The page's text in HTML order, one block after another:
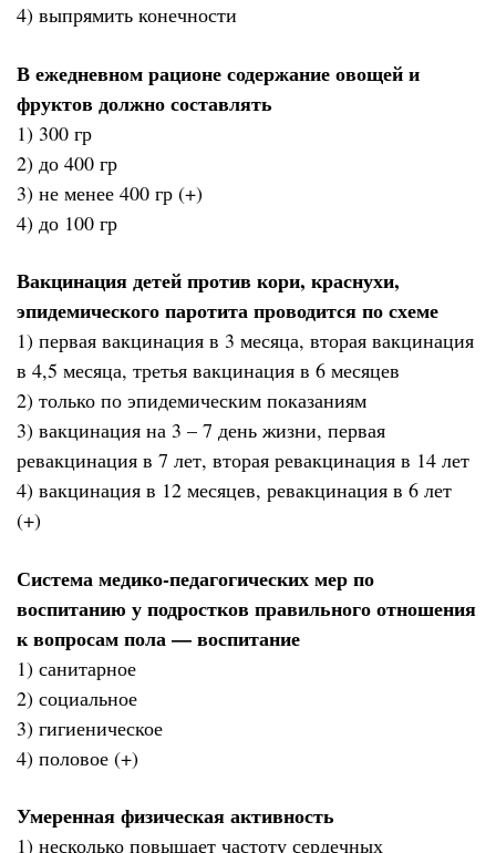
4) выпрямить конечности
В ежедневном рационе содержание овощей и
фруктов должно составлять
1) 300 гр
2) до 400 гр
3) не менее 400 гр (+)
4) до 100 гр
Вакцинация детей против кори, краснухи,
эпидемического паротита проводится по схеме
1) первая вакцинация в 3 месяца, вторая вакцинация
в 4,5 месяца, третья вакцинация в 6 месяцев
2) только по эпидемическим показаниям
3) вакцинация на 3 – 7 день жизни, первая
ревакцинация в 7 лет, вторая ревакцинация в 14 лет
4) вакцинация в 12 месяцев, ревакцинация в 6 лет
(+)
Система медико-педагогических мер по
воспитанию у подростков правильного отношения
к вопросам пола — воспитание
1) санитарное
2) социальное
3) гигиеническое
4) половое (+)
Умеренная физическая активность
1) несколько повышает частоту сердечных